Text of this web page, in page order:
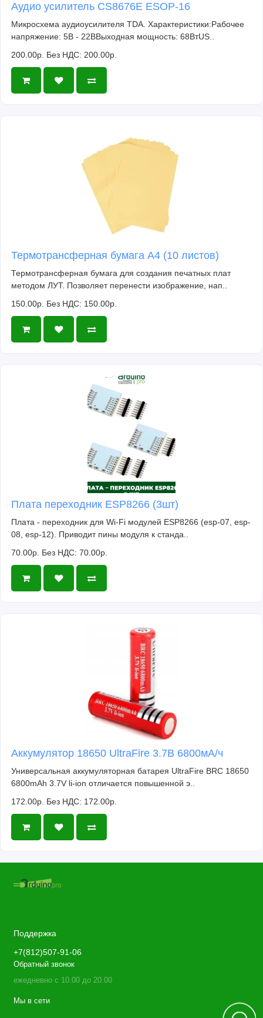
Аудио усилитель CS8676E ESOP-16
Микросхема аудиоусилителя TDA. Характеристики:Рабочее
напряжение: 5В - 22ВВыходная мощность: 68ВтUS..
200.00р. Без НДС: 200.00р.
Термотрансферная бумага А4 (10 листов)
Термотрансферная бумага для создания печатных плат
методом ЛУТ. Позволяет перенести изображение, нап..
150.00р. Без НДС: 150.00р.
Плата переходник ESP8266 (3шт)
Плата - переходник для Wi-Fi модулей ESP8266 (esp-07, esp-
08, esp-12). Приводит пины модуля к станда..
70.00р. Без НДС: 70.00р.
Аккумулятор 18650 UltraFire 3.7В 6800мА/ч
Универсальная аккумуляторная батарея UltraFire BRC 18650
6800mAh 3.7V li-ion отличается повышенной э..
172.00р. Без НДС: 172.00р.
Поддержка
+7(812)507-91-06
Обратный звонок
ежедневно с 10.00 до 20.00
Мы в сети